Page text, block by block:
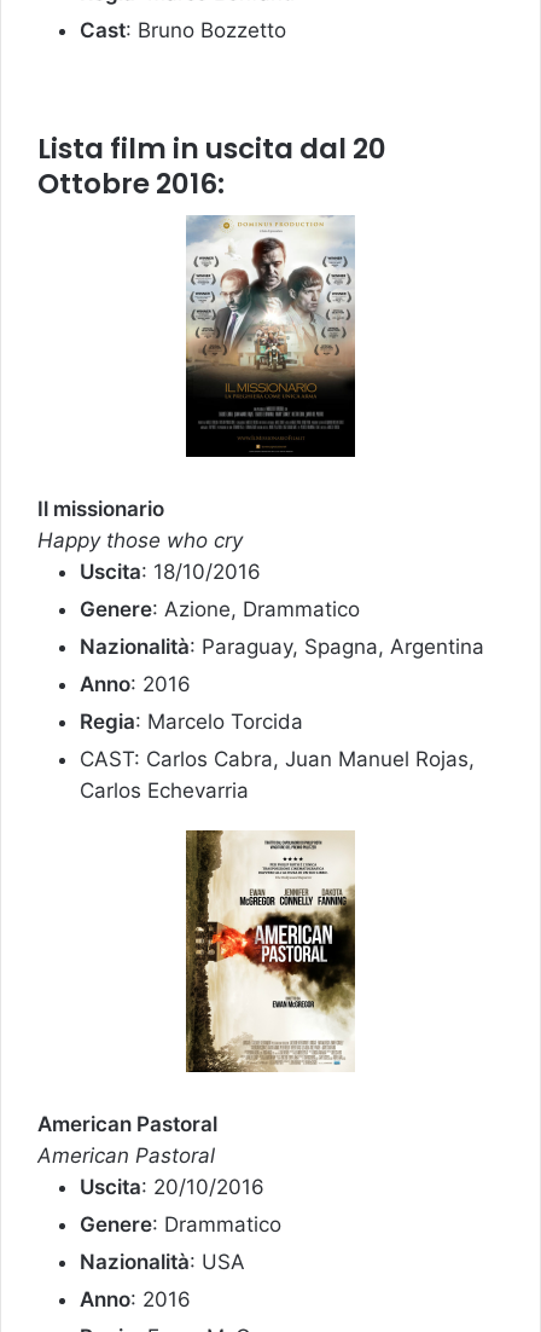
Cast: Bruno Bozzetto
Lista film in uscita dal 20
Ottobre 2016:
Il missionario
Happy those who cry
Uscita: 18/10/2016
Genere: Azione, Drammatico
Nazionalità: Paraguay, Spagna, Argentina
Anno: 2016
Regia: Marcelo Torcida
CAST: Carlos Cabra, Juan Manuel Rojas,
Carlos Echevarria
American Pastoral
American Pastoral
Uscita: 20/10/2016
Genere: Drammatico
Nazionalità: USA
Anno: 2016